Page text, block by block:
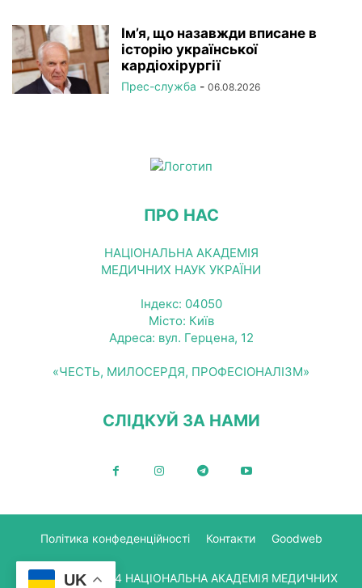
Ім’я, що назавжди вписане в
історію української
кардіохірургії
Прес-служба - 06.08.2026
ПРО НАС
НАЦІОНАЛЬНА АКАДЕМІЯ
МЕДИЧНИХ НАУК УКРАЇНИ
Індекс: 04050
Місто: Київ
Адреса: вул. Герцена, 12
«ЧЕСТЬ, МИЛОСЕРДЯ, ПРОФЕСІОНАЛІЗМ»
СЛІДКУЙ ЗА НАМИ
Політика конфеденційності Контакти Goodweb
© Copyright 2024 НАЦІОНАЛЬНА АКАДЕМІЯ МЕДИЧНИХ
UK